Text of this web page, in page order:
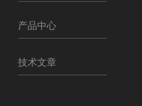
产品中心
技术文章